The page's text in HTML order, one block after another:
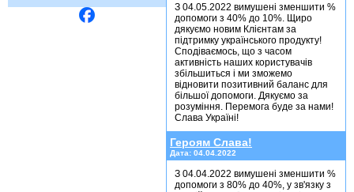
З 04.05.2022 вимушені зменшити %
допомоги з 40% до 10%. Щиро
дякуємо новим Клієнтам за
підтримку українського продукту!
Сподіваємось, що з часом
активність наших користувачів
збільшиться і ми зможемо
відновити позитивний баланс для
більшої допомоги. Дякуємо за
розуміння. Перемога буде за нами!
Слава Україні!
Героям Слава!
Дата: 04.04.2022
З 04.04.2022 вимушені зменшити %
допомоги з 80% до 40%, у зв'язку з